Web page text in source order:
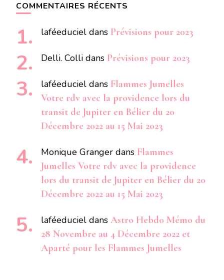
COMMENTAIRES RÉCENTS
laféeduciel dans Prévisions pour 2023
Delli. Colli dans Prévisions pour 2023
laféeduciel dans Flammes Jumelles
Votre rdv avec la providence lors du
transit de Jupiter en Bélier du 20
Décembre 2022 au 15 Mai 2023
Monique Granger dans Flammes
Jumelles Votre rdv avec la providence
lors du transit de Jupiter en Bélier du 20
Décembre 2022 au 15 Mai 2023
laféeduciel dans Astro Hebdo Mémo du
28 Novembre au 4 Décembre 2022 et
Aparté pour les Flammes Jumelles